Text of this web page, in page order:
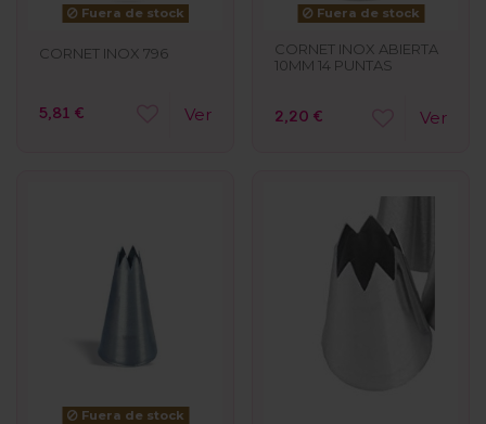
Fuera de stock
CORNET INOX 796
5,81 € Ver
Fuera de stock
CORNET INOX ABIERTA
10MM 14 PUNTAS
2,20 € Ver
Fuera de stock